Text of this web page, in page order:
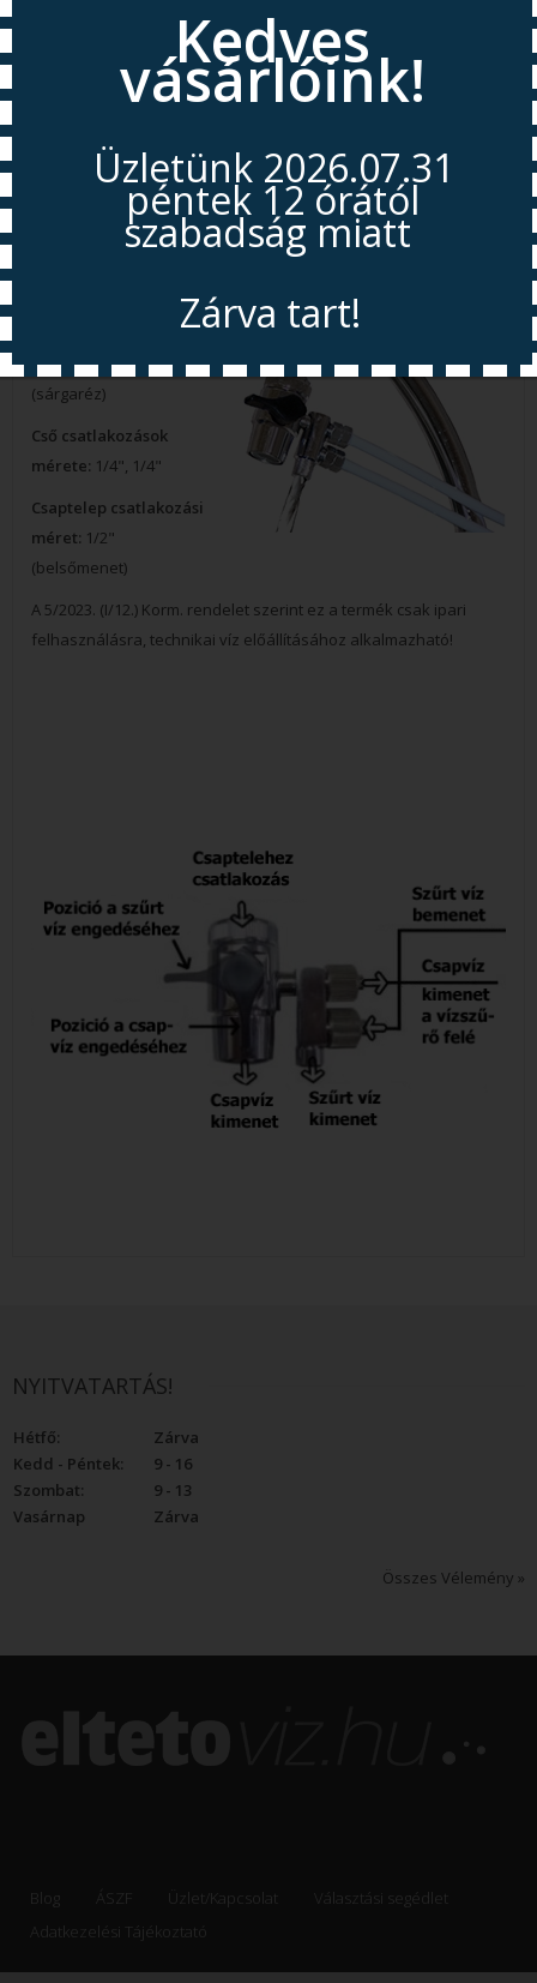
Tegye fel kérdését a termékről
Vélemények
Szállítási információk
Olyan esetekben alkalmazható, ha nem akarunk külön tiszta víz
Anyaga:krómozott fém
(sárgaréz)
Cső csatlakozások
mérete: 1/4", 1/4"
Csaptelep csatlakozási
méret: 1/2"
(belsőmenet)
A 5/2023. (I/12.) Korm. rendelet szerint ez a termék csak ipari
felhasználásra, technikai víz előállításához alkalmazható!
NYITVATARTÁS!
Hétfő:
Zárva
Kedd - Péntek:
9 - 16
Szombat:
9 - 13
Vasárnap
Zárva
Összes Vélemény »
Blog ÁSZF Üzlet/Kapcsolat
Választási segédlet
Adatkezelési Tájékoztató
Kedves
vásárlóink!
Üzletünk 2026.07.31
péntek 12 órától
szabadság miatt
Zárva tart!
Nyitás 2026.08.11